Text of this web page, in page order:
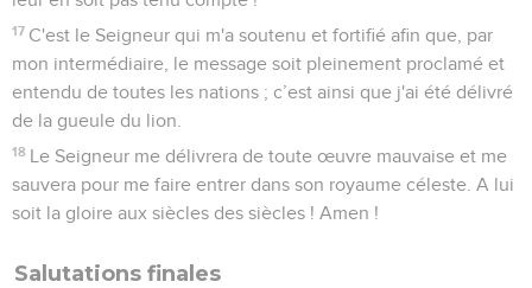
17 C'est le Seigneur qui m'a soutenu et fortifié afin que, par
mon intermédiaire, le message soit pleinement proclamé et
entendu de toutes les nations ; c’est ainsi que j'ai été délivré
de la gueule du lion.
18 Le Seigneur me délivrera de toute œuvre mauvaise et me
sauvera pour me faire entrer dans son royaume céleste. A lui
soit la gloire aux siècles des siècles ! Amen !
Salutations finales